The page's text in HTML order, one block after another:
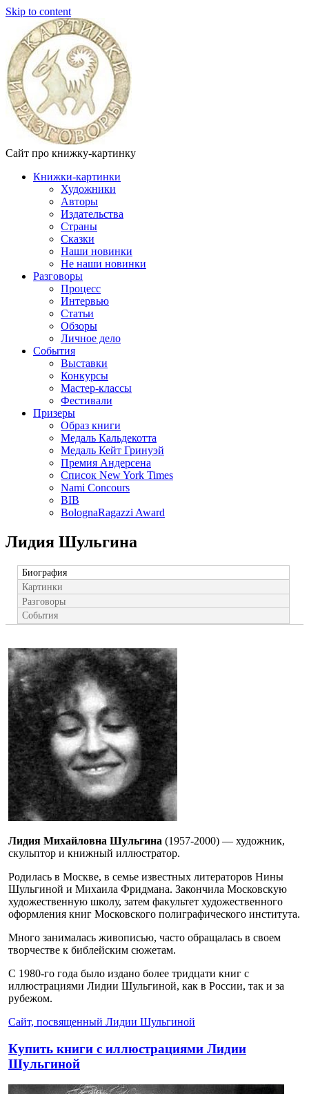
Skip to content
Сайт про книжку-картинку
Книжки-картинки
Художники
Авторы
Издательства
Страны
Сказки
Наши новинки
Не наши новинки
Разговоры
Процесс
Интервью
Статьи
Обзоры
Личное дело
События
Выставки
Конкурсы
Мастер-классы
Фестивали
Призеры
Образ книги
Медаль Кальдекотта
Медаль Кейт Гринуэй
Премия Андерсена
Список New York Times
Nami Concours
BIB
BolognaRagazzi Award
Лидия Шульгина
Биография
Картинки
Разговоры
События
Лидия Михайловна Шульгина (1957-2000) — художник,
скульптор и книжный иллюстратор.
Родилась в Москве, в семье известных литераторов Нины
Шульгиной и Михаила Фридмана. Закончила Московскую
художественную школу, затем факультет художественного
оформления книг Московского полиграфического института.
Много занималась живописью, часто обращалась в своем
творчестве к библейским сюжетам.
С 1980-го года было издано более тридцати книг с
иллюстрациями Лидии Шульгиной, как в России, так и за
рубежом.
Сайт, посвященный Лидии Шульгиной
Купить книги с иллюстрациями Лидии
Шульгиной